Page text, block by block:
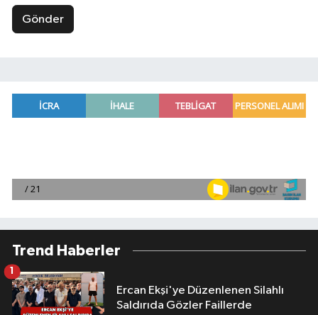
Gönder
Trend Haberler
Ercan Ekşi'ye Düzenlenen Silahlı
Saldırıda Gözler Faillerde
1